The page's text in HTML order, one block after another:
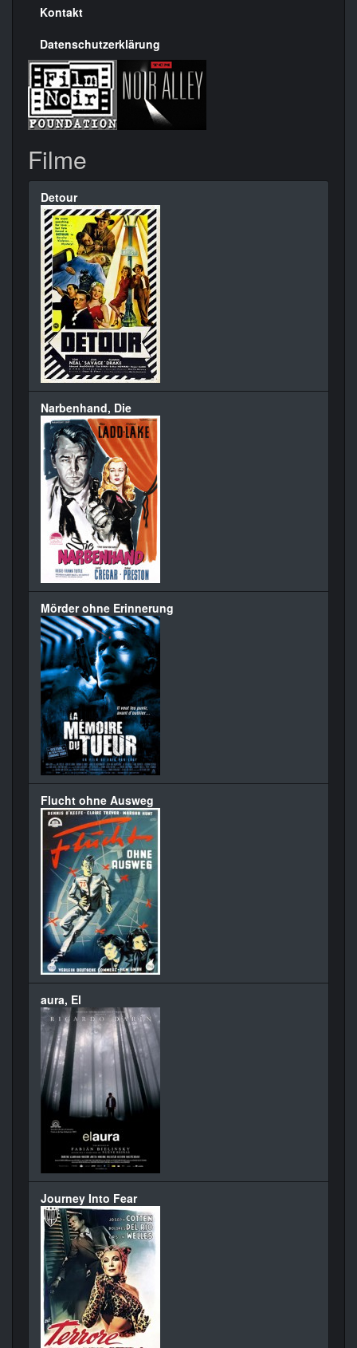
Kontakt
Datenschutzerklärung
Filme
Detour
Narbenhand, Die
Mörder ohne Erinnerung
Flucht ohne Ausweg
aura, El
Journey Into Fear